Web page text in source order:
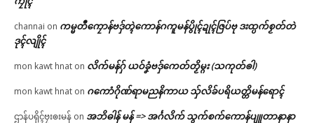
channai on ကမ္မတဳကၠောန်ဗဒှ်တ္ၚဲကောန်ဂကူမန်ပွိုၚ်ဍုၚ်ဇြပ်ဗု ဒးထ္ပက်စၟတ်တဲ
ဒုၚ်လျိုၚ်
mon kawt hnat on လိက်မန်ဂှ် ယဝ်ခၞံဗဒှ်ကေတ်တၟိမ္ဂး (သကုတ်ၜါ)
mon kawt hnat on ဂကောံဂိုဏ်ရာမညနိကာယ သှ်လိခ်ပရိယတ္တိမန်ရောၚ်
ဌာန်ပရိုၚ်ဗၠးၜးမန် on အဘိဓါန် မန် => အၚ်္ဂလိက် သွက်စက်ကောန်ပျူတာနာနာ